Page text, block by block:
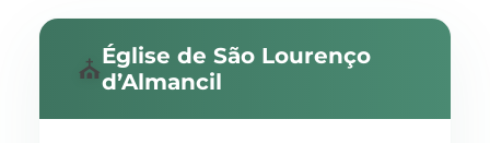
⛪Église de São Lourenço
d’Almancil